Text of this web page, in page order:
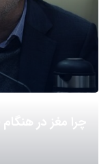
چرا مغز در